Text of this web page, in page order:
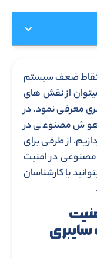
نقاط ضعف سیستم
از نقش های
معرفی نمود. در
هوش مصنوعی در
از طرفی برای
در امنیت
با کارشناسان